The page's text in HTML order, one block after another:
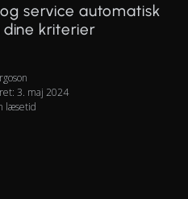
service automatisk
kriterier
3. maj 2024
læsetid